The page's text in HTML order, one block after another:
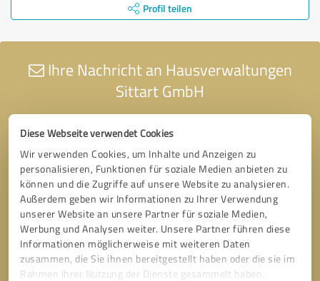
Diese Webseite verwendet Cookies
Wir verwenden Cookies, um Inhalte und Anzeigen zu
personalisieren, Funktionen für soziale Medien anbieten zu
können und die Zugriffe auf unsere Website zu analysieren.
Außerdem geben wir Informationen zu Ihrer Verwendung
unserer Website an unsere Partner für soziale Medien,
Werbung und Analysen weiter. Unsere Partner führen diese
Informationen möglicherweise mit weiteren Daten
zusammen, die Sie ihnen bereitgestellt haben oder die sie im
Rahmen Ihrer Nutzung der Dienste gesammelt haben.
Profil teilen
Ihre Nachricht an Hausverwaltungen
Sittart GmbH